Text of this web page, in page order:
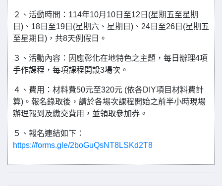
２、活動時間：114年10月10日至12日(星期五至星期
日)、18日至19日(星期六、星期日)、24日至26日(星期五
至星期日)，共8天例假日。
３、活動內容：因應彰化在地特色之主題，每日辦理4項
手作課程，每項課程開設3場次。
４、費用：材料費50元至320元 (依各DIY項目材料費計
算)。報名錄取後，請於各場次課程開始之前半小時現場
辦理報到及繳交費用，並領取參加券。
５、報名連結如下：
https://forms.gle/2boGuQsNT8LSKd2T8